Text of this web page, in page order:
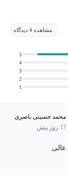
مشاهده 4 دیدگاه
1
2
3
4
5
محمد حسینی باصری
17 روز پیش
عالی